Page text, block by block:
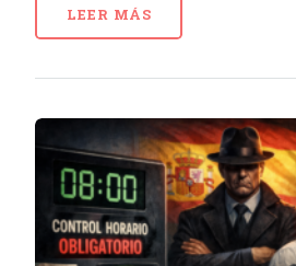
LEER MÁS